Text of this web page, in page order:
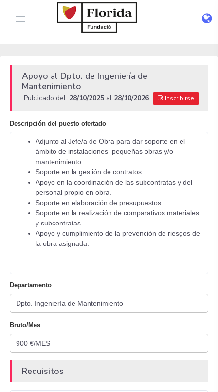
Apoyo al Dpto. de Ingeniería de
Mantenimiento
Publicado del: 28/10/2025 al 28/10/2026 Inscribirse
Descripción del puesto ofertado
Adjunto al Jefe/a de Obra para dar soporte en el
ámbito de instalaciones, pequeñas obras y/o
mantenimiento.
Soporte en la gestión de contratos.
Apoyo en la coordinación de las subcontratas y del
personal propio en obra.
Soporte en elaboración de presupuestos.
Soporte en la realización de comparativos materiales
y subcontratas.
Apoyo y cumplimiento de la prevención de riesgos de
la obra asignada.
Departamento
Bruto/Mes
Requisitos